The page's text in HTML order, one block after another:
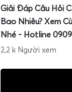
Giải Đáp Câu Hỏi
Bao Nhiêu? Xem
Nhé - Hotline
2,2 k Người xem